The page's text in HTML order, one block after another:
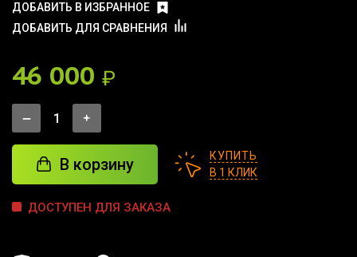
ДОБАВИТЬ В ИЗБРАННОЕ
ДОБАВИТЬ ДЛЯ СРАВНЕНИЯ
46 000 ₽
В корзину
КУПИТЬ
В 1 КЛИК
ДОСТУПЕН ДЛЯ ЗАКАЗА